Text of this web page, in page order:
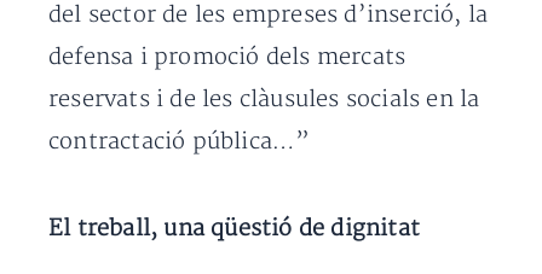
del sector de les empreses d’inserció, la
defensa i promoció dels mercats
reservats i de les clàusules socials en la
contractació pública…”
El treball, una qüestió de dignitat